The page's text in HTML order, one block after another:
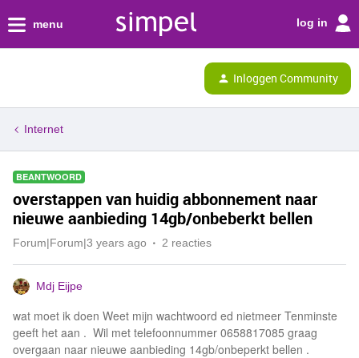
menu log in
Inloggen Community
Internet
BEANTWOORD
overstappen van huidig abbonnement naar
nieuwe aanbieding 14gb/onbeberkt bellen
Forum|Forum|3 years ago 2 reacties
Mdj Eijpe
wat moet ik doen Weet mijn wachtwoord ed nietmeer Tenminste
geeft het aan . Wil met telefoonnummer 0658817085 graag
overgaan naar nieuwe aanbieding 14gb/onbeperkt bellen .